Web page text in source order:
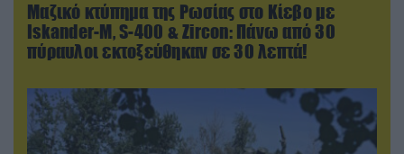
Μαζικό κτύπημα της Ρωσίας στο Κίεβο με
Iskander-Μ, S-400 & Zircon: Πάνω από 30
πύραυλοι εκτοξεύθηκαν σε 30 λεπτά!